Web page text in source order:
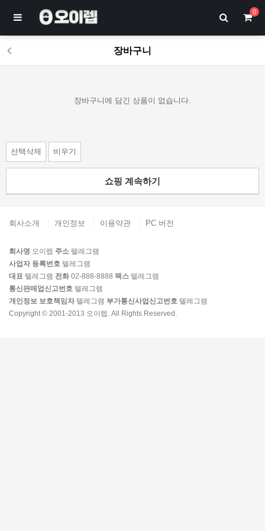
0
장바구니
장바구니에 담긴 상품이 없습니다.
선택삭제 비우기
쇼핑 계속하기
회사소개 개인정보 이용약관 PC 버전
회사명 오이렙 주소 텔레그램
사업자 등록번호 텔레그램
대표 텔레그램 전화 02-888-8888 팩스 텔레그램
통신판매업신고번호 텔레그램
개인정보 보호책임자 텔레그램 부가통신사업신고번호 텔레그램
Copyright © 2001-2013 오이렙. All Rights Reserved.